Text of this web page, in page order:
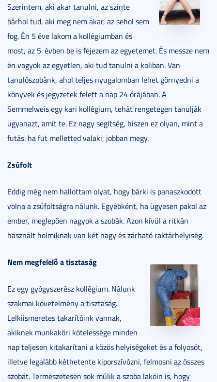
Szerintem, aki akar tanulni, az szinte
bárhol tud, aki meg nem akar, az sehol sem
fog. Én 5 éve lakom a kollégiumban és
most, az 5. évben be is fejezem az egyetemet. És messze nem
én vagyok az egyetlen, aki tud tanulni a koliban. Van
tanulószobánk, ahol teljes nyugalomban lehet görnyedni a
könyvek és jegyzetek felett a nap 24 órájában. A
Semmelweis egy kari kollégium, tehát rengetegen tanulják
ugyanazt, amit te. Ez nagy segítség, hiszen ez olyan, mint a
futás: ha fut melletted valaki, jobban megy.
Zsúfolt
Eddig még nem hallottam olyat, hogy bárki is panaszkodott
volna a zsúfoltságra nálunk. Egyébként, ha ügyesen pakol az
ember, meglepően nagyok a szobák. Azon kívül a ritkán
használt holmiknak van két nagy és zárható raktárhelyiség.
Nem megfelelő a tisztaság
Ez egy gyógyszerész kollégium. Nálunk
szakmai követelmény a tisztaság.
Lelkiismeretes takarítóink vannak,
akiknek munkaköri kötelessége minden
nap teljesen kitakarítani a közös helyiségeket és a folyosót,
illetve legalább kéthetente kiporszívózni, felmosni az összes
szobát. Természetesen sok múlik a szoba lakóin is, hogy